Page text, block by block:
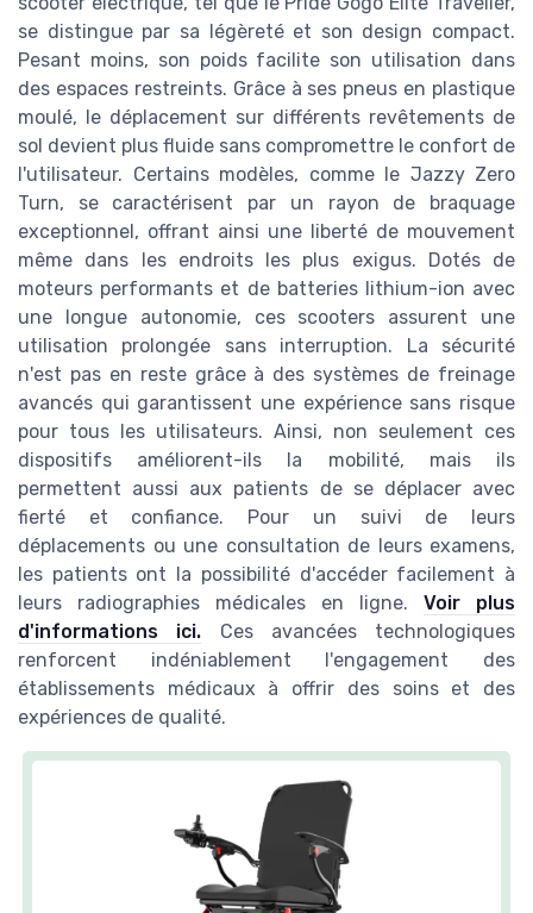
se distingue par sa légèreté et son design compact.
Pesant moins, son poids facilite son utilisation dans
des espaces restreints. Grâce à ses pneus en plastique
moulé, le déplacement sur différents revêtements de
sol devient plus fluide sans compromettre le confort de
l'utilisateur. Certains modèles, comme le Jazzy Zero
Turn, se caractérisent par un rayon de braquage
exceptionnel, offrant ainsi une liberté de mouvement
même dans les endroits les plus exigus. Dotés de
moteurs performants et de batteries lithium-ion avec
une longue autonomie, ces scooters assurent une
utilisation prolongée sans interruption. La sécurité
n'est pas en reste grâce à des systèmes de freinage
avancés qui garantissent une expérience sans risque
pour tous les utilisateurs. Ainsi, non seulement ces
dispositifs améliorent-ils la mobilité, mais ils
permettent aussi aux patients de se déplacer avec
fierté et confiance. Pour un suivi de leurs
déplacements ou une consultation de leurs examens,
les patients ont la possibilité d'accéder facilement à
leurs radiographies médicales en ligne. Voir plus
d'informations ici. Ces avancées technologiques
renforcent indéniablement l'engagement des
établissements médicaux à offrir des soins et des
expériences de qualité.